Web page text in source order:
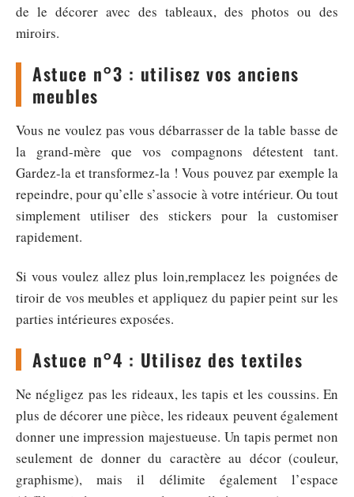
de le décorer avec des tableaux, des photos ou des
miroirs.
Astuce n°3 : utilisez vos anciens
meubles
Vous ne voulez pas vous débarrasser de la table basse de
la grand-mère que vos compagnons détestent tant.
Gardez-la et transformez-la ! Vous pouvez par exemple la
repeindre, pour qu’elle s’associe à votre intérieur. Ou tout
simplement utiliser des stickers pour la customiser
rapidement.
Si vous voulez allez plus loin,remplacez les poignées de
tiroir de vos meubles et appliquez du papier peint sur les
parties intérieures exposées.
Astuce n°4 : Utilisez des textiles
Ne négligez pas les rideaux, les tapis et les coussins. En
plus de décorer une pièce, les rideaux peuvent également
donner une impression majestueuse. Un tapis permet non
seulement de donner du caractère au décor (couleur,
graphisme), mais il délimite également l’espace